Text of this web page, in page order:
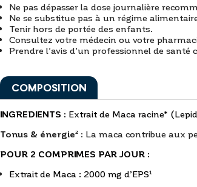
Ne pas dépasser la dose journalière
Ne se substitue pas à un régime
Tenir hors de portée des enfants.
Consultez votre médecin ou votre
Prendre l’avis d’un professionnel de
COMPOSITION
INGREDIENTS : Extrait de Maca racine*
Tonus & énergie² : La maca contribue aux
POUR 2 COMPRIMES PAR JOUR :
Extrait de Maca : 2000 mg d’EPS¹